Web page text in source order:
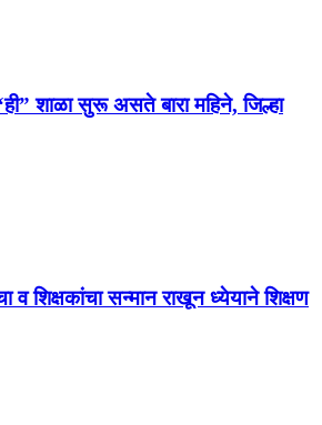
शाळा सुरू असते बारा महिने, जिल्हा
व शिक्षकांचा सन्मान राखून ध्येयाने शिक्षण